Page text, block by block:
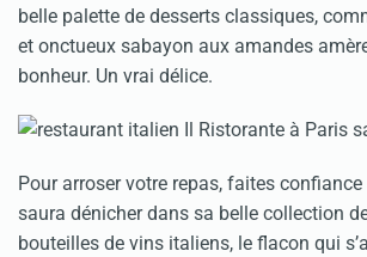
belle palette de desserts classiques,
et onctueux sabayon aux amandes
bonheur. Un vrai délice.
Pour arroser votre repas, faites
saura dénicher dans sa belle collection
bouteilles de vins italiens, le flacon qui